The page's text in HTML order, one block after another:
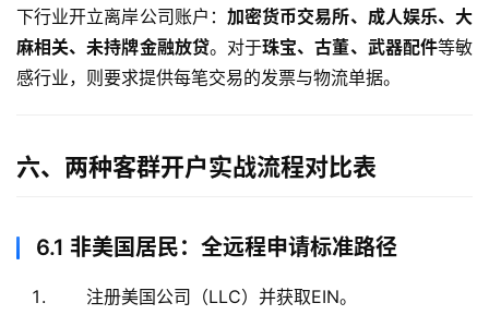
下行业开立离岸公司账户： 加密货币交易所、成人娱乐、大
麻相关、未持牌金融放贷。对于珠宝、古董、武器配件等敏
感行业，则要求提供每笔交易的发票与物流单据。
六、两种客群开户实战流程对比表
6.1 非美国居民：全远程申请标准路径
注册美国公司（LLC）并获取EIN。